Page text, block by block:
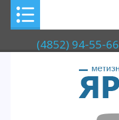
(4852) 94-55-